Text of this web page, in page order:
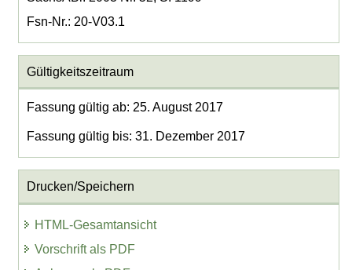
Fsn-Nr.: 20-V03.1
Gültigkeitszeitraum
Fassung gültig ab: 25. August 2017
Fassung gültig bis: 31. Dezember 2017
Drucken/Speichern
HTML-Gesamtansicht
Vorschrift als PDF